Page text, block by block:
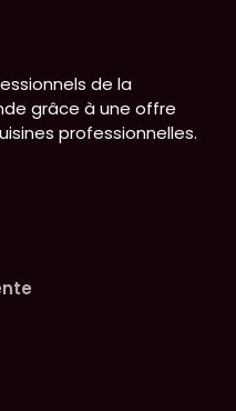
de la
grâce à une offre
professionnelles.